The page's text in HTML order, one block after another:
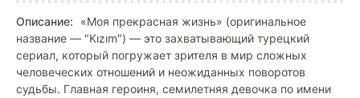
Описание:
«Моя прекрасная жизнь» (оригинальное
название — "Kızım") — это захватывающий турецкий
сериал, который погружает зрителя в мир сложных
человеческих отношений и неожиданных поворотов
судьбы. Главная героиня, семилетняя девочка по имени